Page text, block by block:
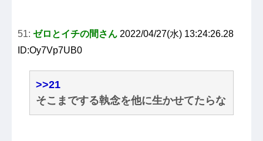
51: ゼロとイチの間さん 2022/04/27(水) 13:24:26.28
ID:Oy7Vp7UB0
>>21
そこまでする執念を他に生かせてたらな